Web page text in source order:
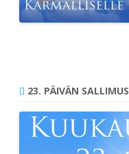
23. PÄIVÄN SALLIMUS